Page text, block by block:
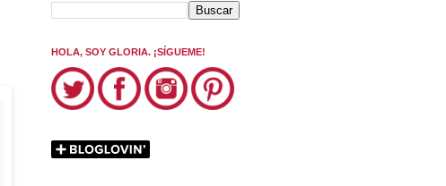
HOLA, SOY GLORIA. ¡SÍGUEME!